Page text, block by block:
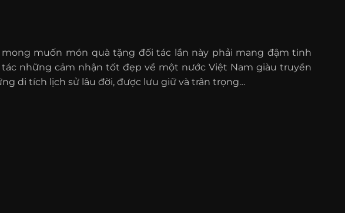
mong muốn món quà tặng đối tác lần này phải mang đậm tinh
những cảm nhận tốt đẹp về một nước Việt Nam giàu truyền
di tích lịch sử lâu đời, được lưu giữ và trân trọng…